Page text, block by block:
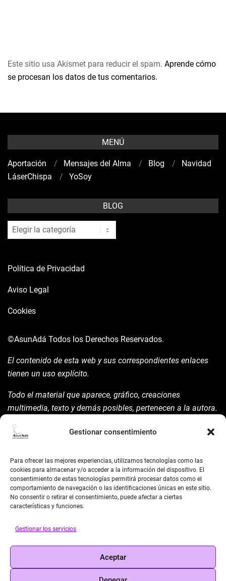
Gestionar consentimiento
Para ofrecer las mejores experiencias, utilizamos tecnologías como las
cookies para almacenar y/o acceder a la información del dispositivo. El
consentimiento de estas tecnologías permitirá procesar datos como el
comportamiento de navegación o las identificaciones únicas en este sitio.
No consentir o retirar el consentimiento, puede afectar a ciertas
características y funciones.
Gestionar los servicios
Aceptar
Este sitio usa Akismet para reducir el spam. Aprende cómo
se procesan los datos de tus comentarios.
MENÚ
Aportación Mensajes del Alma Blog
Navidad
LáserChispa
YoSoy
BLOG
blog
Política de Privacidad
Aviso Legal
Cookies
©AsunAdá Todos los Derechos Reservados.
El contenido de esta web y sus correspondientes enlaces
tienen un uso explícito.
Todo el material que aparece, gráfico, creaciones
multimedia, texto y demás posibles, pertenecen a la autora.
la mism para ello.
©AsunAdá ​Gracias.